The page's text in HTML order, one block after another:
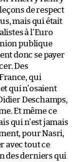
de respect
mais qui était
à l’Euro
publique
donc se payer
Des
qui
qui n’osaient
Deschamps,
Et même ce
qui n’est jamais
pour Nasri,
avec tout ce
des derniers qui